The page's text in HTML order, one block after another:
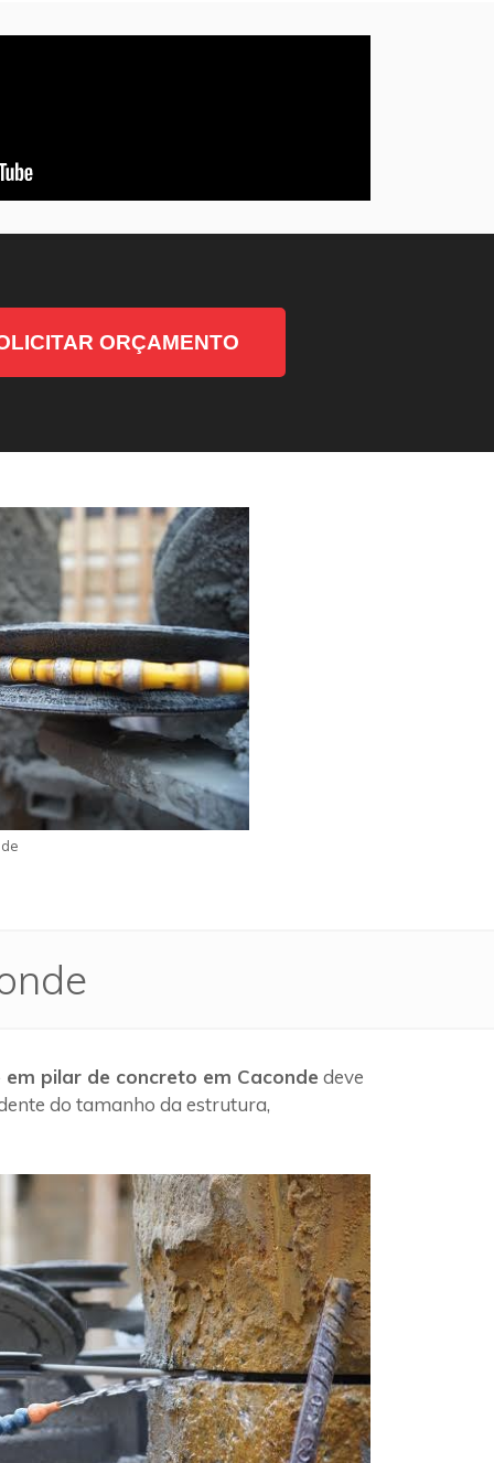
ORÇAMENTO
pilar de concreto em Caconde deve
do tamanho da estrutura,